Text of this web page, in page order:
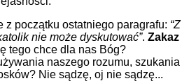
z początku ostatniego paragrafu: “Z
nie może dyskutować”. Zakaz
tego chce dla nas Bóg?
naszego rozumu, szukania
Nie sądzę, oj nie sądzę...